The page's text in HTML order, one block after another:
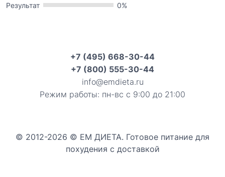
Результат
0%
+7 (495) 668-30-44
+7 (800) 555-30-44
info@emdieta.ru
Режим работы: пн-вс с 9:00 до 21:00
© 2012-2026 © ЕМ ДИЕТА. Готовое питание для
похудения с доставкой